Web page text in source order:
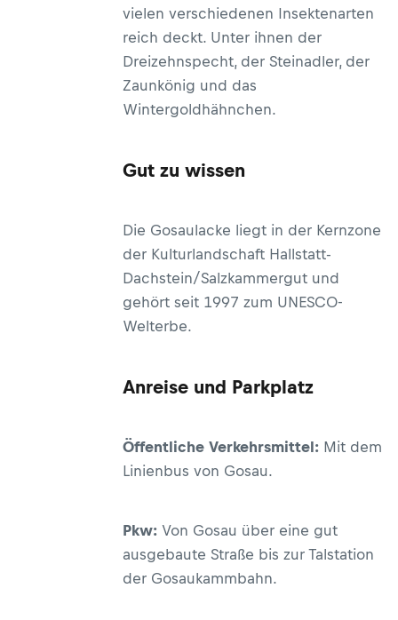
vielen verschiedenen Insektenarten
reich deckt. Unter ihnen der
Dreizehnspecht, der Steinadler, der
Zaunkönig und das
Wintergoldhähnchen.
Gut zu wissen
Die Gosaulacke liegt in der Kernzone
der Kulturlandschaft Hallstatt-
Dachstein/Salzkammergut und
gehört seit 1997 zum UNESCO-
Welterbe.
Anreise und Parkplatz
Öffentliche Verkehrsmittel: Mit dem
Linienbus von Gosau.
Pkw: Von Gosau über eine gut
ausgebaute Straße bis zur Talstation
der Gosaukammbahn.